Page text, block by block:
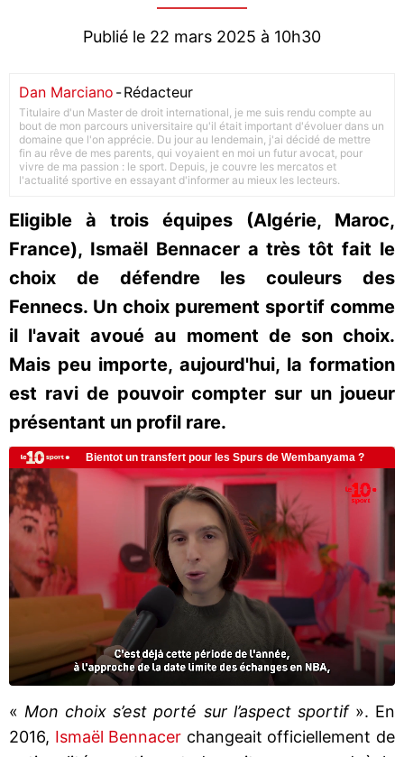
Publié le 22 mars 2025 à 10h30
Dan Marciano -Rédacteur
Titulaire d'un Master de droit international, je me suis rendu compte au
bout de mon parcours universitaire qu'il était important d'évoluer dans un
domaine que l'on apprécie. Du jour au lendemain, j'ai décidé de mettre
fin au rêve de mes parents, qui voyaient en moi un futur avocat, pour
vivre de ma passion : le sport. Depuis, je couvre les mercatos et
l'actualité sportive en essayant d'informer au mieux les lecteurs.
Eligible à trois équipes (Algérie, Maroc,
France), Ismaël Bennacer a très tôt fait le
choix de défendre les couleurs des
Fennecs. Un choix purement sportif comme
il l'avait avoué au moment de son choix.
Mais peu importe, aujourd'hui, la formation
est ravi de pouvoir compter sur un joueur
présentant un profil rare.
« Mon choix s’est porté sur l’aspect sportif ». En
2016, Ismaël Bennacer changeait officiellement de